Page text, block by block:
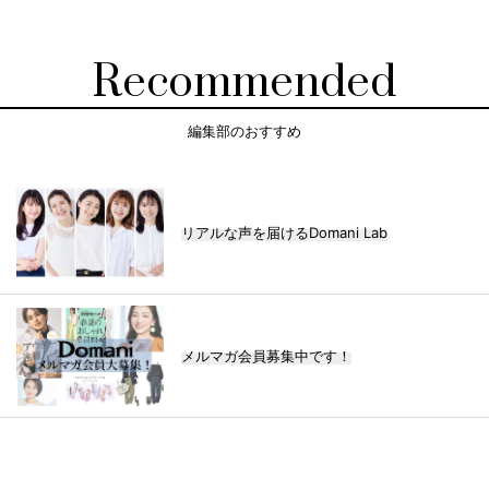
Recommended
編集部のおすすめ
リアルな声を届けるDomani Lab
メルマガ会員募集中です！